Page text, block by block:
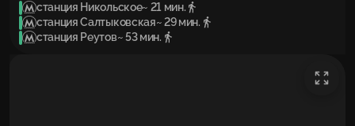
станция Никольское~ 21 мин.
станция Салтыковская~ 29 мин.
станция Реутов~ 53 мин.